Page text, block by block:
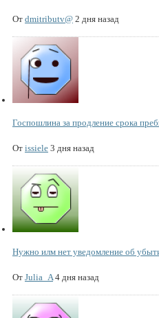
От dmitributv@ 2 дня назад
Госпошлина за продление срока
От issiele 3 дня назад
Нужно илм нет уведомление об
От Julia_A 4 дня назад